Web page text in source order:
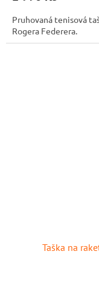
Pruhovaná tenisová
Rogera Federera.
Taška na